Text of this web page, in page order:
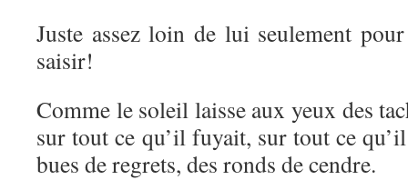
Juste assez loin de lui seulement
saisir!
Comme le soleil laisse aux yeux des
sur tout ce qu’il fuyait, sur tout ce
bues de regrets, des ronds de cendre.